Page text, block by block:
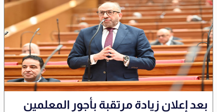
بعد إعلان زيادة مرتقبة بأجور المعلمين